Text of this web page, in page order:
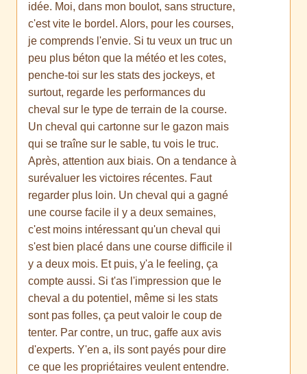
idée. Moi, dans mon boulot, sans structure,
c'est vite le bordel. Alors, pour les courses,
je comprends l'envie. Si tu veux un truc un
peu plus béton que la météo et les cotes,
penche-toi sur les stats des jockeys, et
surtout, regarde les performances du
cheval sur le type de terrain de la course.
Un cheval qui cartonne sur le gazon mais
qui se traîne sur le sable, tu vois le truc.
Après, attention aux biais. On a tendance à
surévaluer les victoires récentes. Faut
regarder plus loin. Un cheval qui a gagné
une course facile il y a deux semaines,
c'est moins intéressant qu'un cheval qui
s'est bien placé dans une course difficile il
y a deux mois. Et puis, y'a le feeling, ça
compte aussi. Si t'as l'impression que le
cheval a du potentiel, même si les stats
sont pas folles, ça peut valoir le coup de
tenter. Par contre, un truc, gaffe aux avis
d'experts. Y'en a, ils sont payés pour dire
ce que les propriétaires veulent entendre.